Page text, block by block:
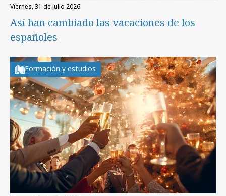
viernes, 31 de julio 2026
Así han cambiado las vacaciones de los
españoles
Formación y estudios